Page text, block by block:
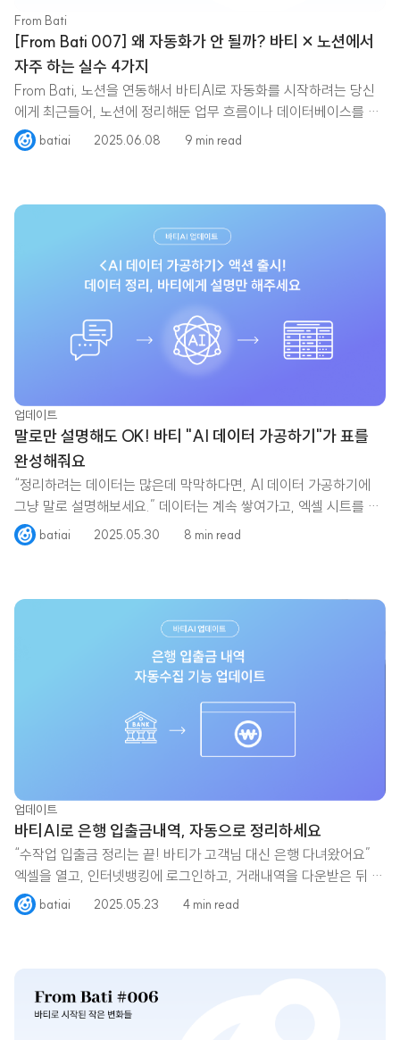
From Bati
[From Bati 007] 왜 자동화가 안 될까? 바티 × 노션에서
자주 하는 실수 4가지
From Bati, 노션을 연동해서 바티AI로 자동화를 시작하려는 당신
에게 최근들어, 노션에 정리해둔 업무 흐름이나 데이터베이스를 바
티와 연동해 자동화 흐름을 만들고자 하는
batiai 2025.06.08 9 min read
업데이트
말로만 설명해도 OK! 바티 "AI 데이터 가공하기"가 표를
완성해줘요
“정리하려는 데이터는 많은데 막막하다면, AI 데이터 가공하기에
그냥 말로 설명해보세요.” 데이터는 계속 쌓여가고, 엑셀 시트를 열
었다 닫았다 반복하는 사이 복사하고
batiai 2025.05.30 8 min read
업데이트
바티AI로 은행 입출금내역, 자동으로 정리하세요
“수작업 입출금 정리는 끝! 바티가 고객님 대신 은행 다녀왔어요”
엑셀을 열고, 인터넷뱅킹에 로그인하고, 거래내역을 다운받은 뒤 복
사해서 붙여넣기… 매일 반복되는
batiai 2025.05.23 4 min read